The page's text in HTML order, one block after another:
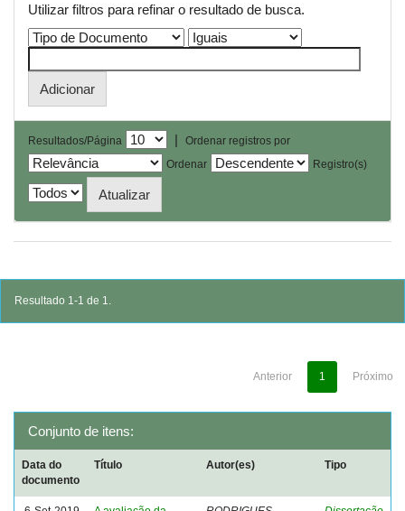
Utilizar filtros para refinar o resultado de busca.
Resultados/Página |
Ordenar registros por
Ordenar
Registro(s)
Resultado 1-1 de 1.
Anterior 1 Próximo
Conjunto de itens:
Data do
documento
Título Autor(es) Tipo